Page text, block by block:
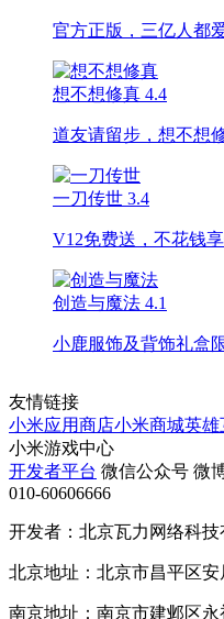
官方正版，三亿人都
想不想修真 4.4
道友请留步，想不想
一刀传世 3.4
V12免费送，不花钱
创造与魔法 4.1
小鹿服饰及背饰礼盒
友情链接
小米应用商店小米商城英雄
小米游戏中心
开发者平台 微信公众号 微
010-60606666
开发者：北京瓦力网络科技
北京地址：北京市昌平区
南京地址：南京市建邺区